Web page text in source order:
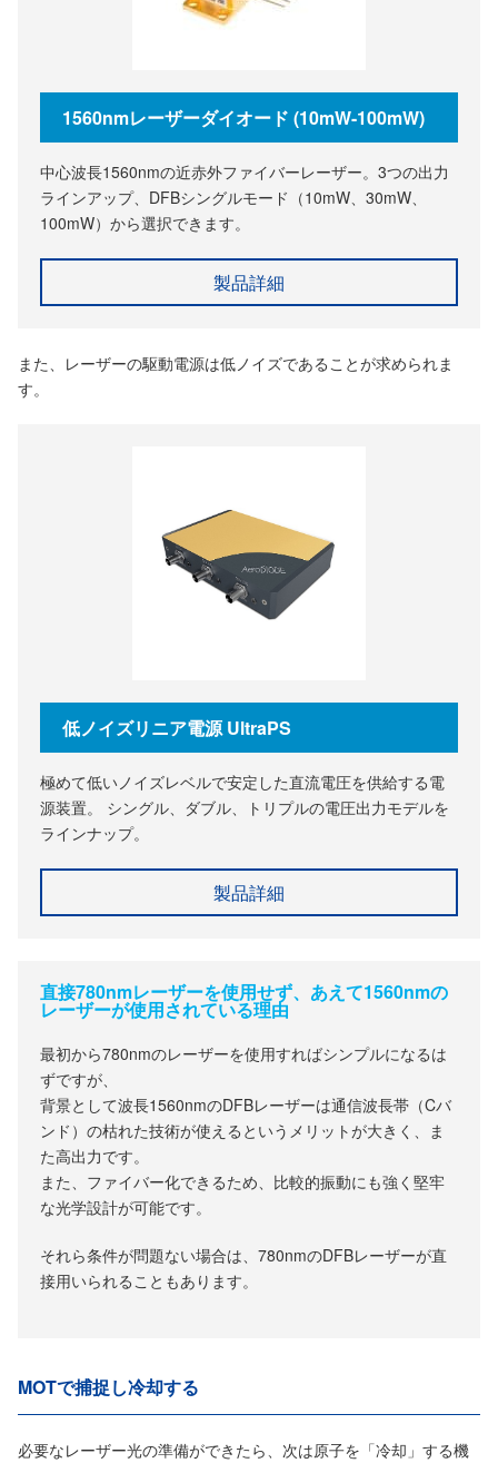
1560nmレーザーダイオード (10mW-100mW)
中心波長1560nmの近赤外ファイバーレーザー。3つの出力
ラインアップ、DFBシングルモード（10mW、30mW、
100mW）から選択できます。
製品詳細
また、レーザーの駆動電源は低ノイズであることが求められま
す。
低ノイズリニア電源 UltraPS
極めて低いノイズレベルで安定した直流電圧を供給する電
源装置。 シングル、ダブル、トリプルの電圧出力モデルを
ラインナップ。
製品詳細
直接780nmレーザーを使用せず、あえて1560nmの
レーザーが使用されている理由
最初から780nmのレーザーを使用すればシンプルになるは
ずですが、
背景として波長1560nmのDFBレーザーは通信波長帯（Cバ
ンド）の枯れた技術が使えるというメリットが大きく、ま
た高出力です。
また、ファイバー化できるため、比較的振動にも強く堅牢
な光学設計が可能です。
それら条件が問題ない場合は、780nmのDFBレーザーが直
接用いられることもあります。
MOTで捕捉し冷却する
必要なレーザー光の準備ができたら、次は原子を「冷却」する機